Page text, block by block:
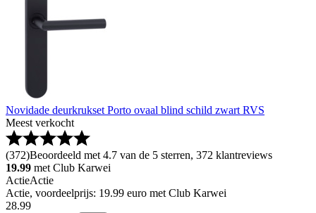
Novidade deurkrukset Porto ovaal blind schild zwart RVS
Meest verkocht
(372)Beoordeeld met 4.7 van de 5 sterren, 372 klantreviews
19.99 met Club Karwei
ActieActie
Actie, voordeelprijs: 19.99 euro met Club Karwei
28.99